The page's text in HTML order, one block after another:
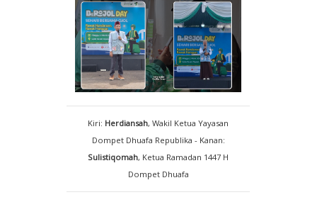
Kiri: Herdiansah, Wakil Ketua Yayasan
Dompet Dhuafa Republika - Kanan:
Sulistiqomah, Ketua Ramadan 1447 H
Dompet Dhuafa